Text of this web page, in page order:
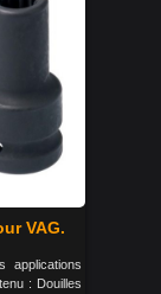
VAG.
applications
: Douilles